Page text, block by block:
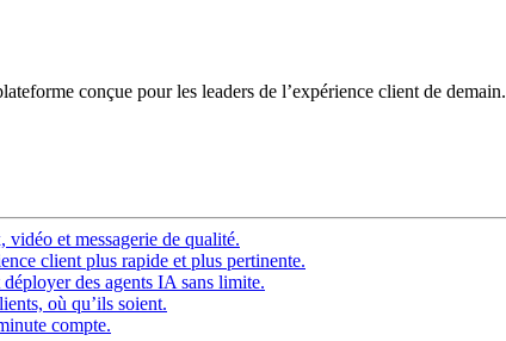
conçue pour les leaders de l’expérience client de demain.
et messagerie de qualité.
client plus rapide et plus pertinente.
des agents IA sans limite.
où qu’ils soient.
compte.